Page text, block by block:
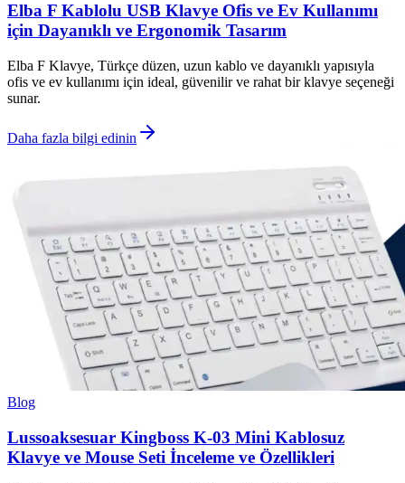
Elba F Kablolu USB Klavye Ofis ve Ev Kullanımı
için Dayanıklı ve Ergonomik Tasarım
Elba F Klavye, Türkçe düzen, uzun kablo ve dayanıklı yapısıyla
ofis ve ev kullanımı için ideal, güvenilir ve rahat bir klavye seçeneği
sunar.
Daha fazla bilgi edinin
Blog
Lussoaksesuar Kingboss K-03 Mini Kablosuz
Klavye ve Mouse Seti İnceleme ve Özellikleri